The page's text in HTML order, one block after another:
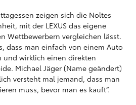
zeigen sich die Noltes
mit der LEXUS das eigene
Wettbewerbern vergleichen lässt.
dass man einfach von einem Auto
und wirklich einen direkten
Michael Jäger (Name geändert)
versteht mal jemand, dass man
muss, bevor man es kauft“.